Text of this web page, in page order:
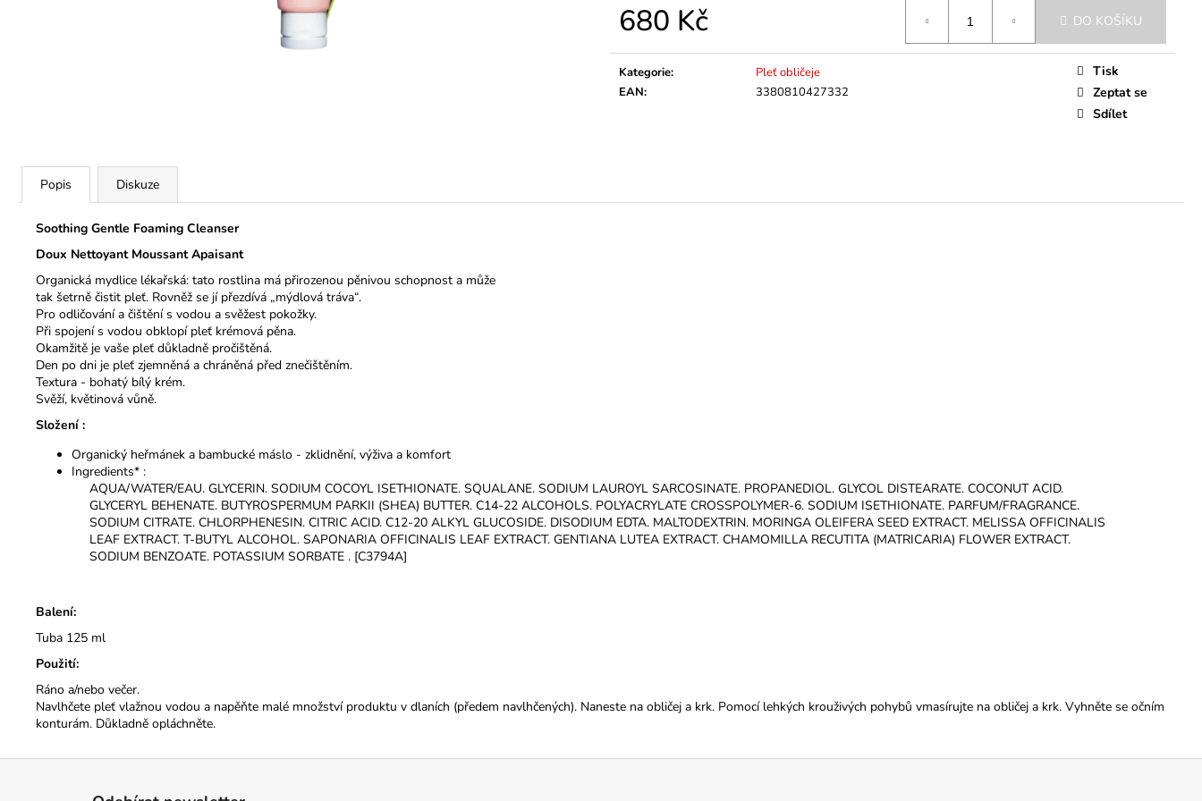
680 Kč DO KOŠÍKU
Kategorie:
Pleť obličeje
EAN: 3380810427332
Tisk
Zeptat se
Sdílet
Popis Diskuze
Soothing Gentle Foaming Cleanser
Doux Nettoyant Moussant Apaisant
Organická mydlice lékařská: tato rostlina má přirozenou pěnivou schopnost a může
tak šetrně čistit pleť. Rovněž se jí přezdívá „mýdlová tráva“.
Pro odličování a čištění s vodou a svěžest pokožky.
Při spojení s vodou obklopí pleť krémová pěna.
Okamžitě je vaše pleť důkladně pročištěná.
Den po dni je pleť zjemněná a chráněná před znečištěním.
Textura - bohatý bílý krém.
Svěží, květinová vůně.
Složení :
Organický heřmánek a bambucké máslo - zklidnění, výživa a komfort
Ingredients* :
AQUA/WATER/EAU. GLYCERIN. SODIUM COCOYL ISETHIONATE. SQUALANE. SODIUM LAUROYL SARCOSINATE. PROPANEDIOL. GLYCOL DISTEARATE. COCONUT ACID.
GLYCERYL BEHENATE. BUTYROSPERMUM PARKII (SHEA) BUTTER. C14-22 ALCOHOLS. POLYACRYLATE CROSSPOLYMER-6. SODIUM ISETHIONATE. PARFUM/FRAGRANCE.
SODIUM CITRATE. CHLORPHENESIN. CITRIC ACID. C12-20 ALKYL GLUCOSIDE. DISODIUM EDTA. MALTODEXTRIN. MORINGA OLEIFERA SEED EXTRACT. MELISSA OFFICINALIS
LEAF EXTRACT. T-BUTYL ALCOHOL. SAPONARIA OFFICINALIS LEAF EXTRACT. GENTIANA LUTEA EXTRACT. CHAMOMILLA RECUTITA (MATRICARIA) FLOWER EXTRACT.
SODIUM BENZOATE. POTASSIUM SORBATE . [C3794A]
Balení:
Tuba 125 ml
Použití:
Ráno a/nebo večer.
Navlhčete pleť vlažnou vodou a napěňte malé množství produktu v dlaních (předem navlhčených). Naneste na obličej a krk. Pomocí lehkých krouživých pohybů vmasírujte na obličej a krk. Vyhněte se očním
konturám. Důkladně opláchněte.